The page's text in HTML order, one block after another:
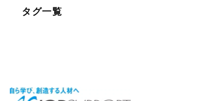
タグ一覧